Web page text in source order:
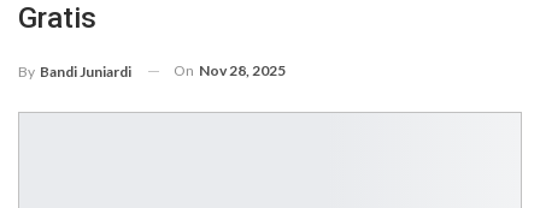
Gratis
By Bandi Juniardi On Nov 28, 2025